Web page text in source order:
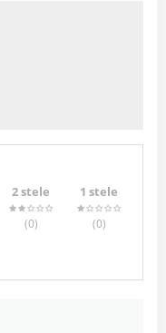
2 stele
(0)
1 stele
(0)